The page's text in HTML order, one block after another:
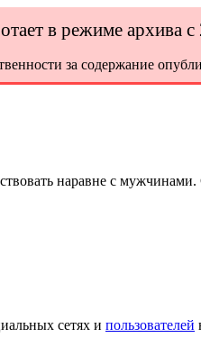
в режиме архива
за содержание
наравне с
сетях и пользователей